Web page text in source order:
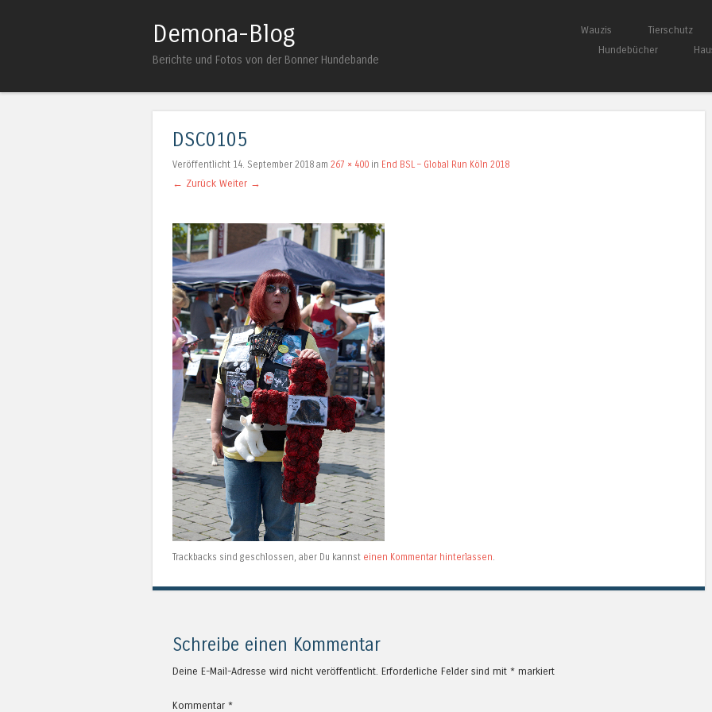
Demona-Blog
Berichte und Fotos von der Bonner Hundebande Menü
Springe zum Inhalt
Wauzis Tierschutz
Hundebücher
DSC0105
Veröffentlicht 14. September 2018 am 267 × 400 in End BSL – Global Run Köln 2018
← Zurück Weiter →
Trackbacks sind geschlossen, aber Du kannst einen Kommentar hinterlassen.
Schreibe einen Kommentar
Deine E-Mail-Adresse wird nicht veröffentlicht. Erforderliche Felder sind mit * markiert
Kommentar *